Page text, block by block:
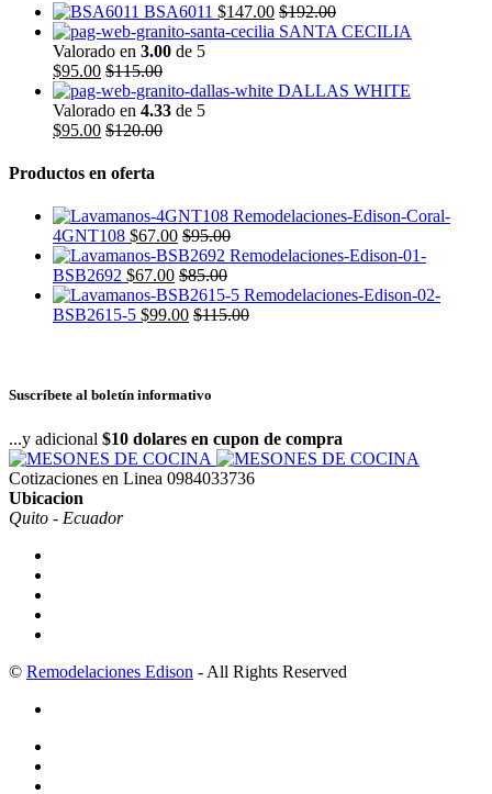
BSA6011 $147.00 $192.00
SANTA CECILIA
Valorado en 3.00 de 5
$95.00 $115.00
DALLAS WHITE
Valorado en 4.33 de 5
$95.00 $120.00
Productos en oferta
4GNT108 $67.00 $95.00
BSB2692 $67.00 $85.00
BSB2615-5 $99.00 $115.00
Suscríbete al boletín informativo
...y adicional $10 dolares en cupon de compra
Cotizaciones en Linea 0984033736
Ubicacion
Quito - Ecuador
© Remodelaciones Edison - All Rights Reserved